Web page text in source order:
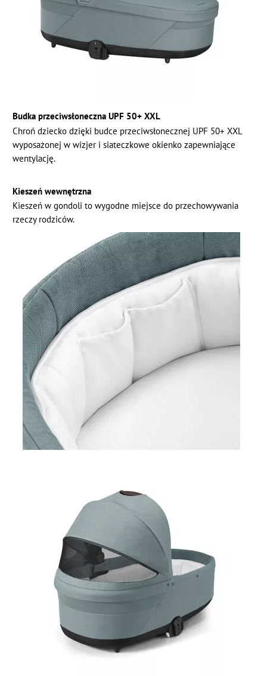
Budka przeciwsłoneczna UPF 50+ XXL
Chroń dziecko dzięki budce przeciwsłonecznej UPF 50+ XXL
wyposażonej w wizjer i siateczkowe okienko zapewniające
wentylację.
Kieszeń wewnętrzna
Kieszeń w gondoli to wygodne miejsce do przechowywania
rzeczy rodziców.